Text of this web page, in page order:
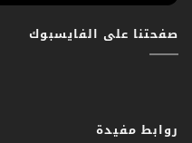
صفحتنا على الفايسبوك
روابط مفيدة